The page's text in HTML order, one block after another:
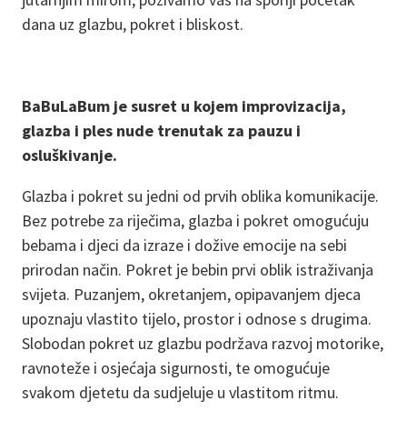
dana uz glazbu, pokret i bliskost.
BaBuLaBum je susret u kojem improvizacija,
glazba i ples nude trenutak za pauzu i
osluškivanje.
Glazba i pokret su jedni od prvih oblika komunikacije.
Bez potrebe za riječima, glazba i pokret omogućuju
bebama i djeci da izraze i dožive emocije na sebi
prirodan način. Pokret je bebin prvi oblik istraživanja
svijeta. Puzanjem, okretanjem, opipavanjem djeca
upoznaju vlastito tijelo, prostor i odnose s drugima.
Slobodan pokret uz glazbu podržava razvoj motorike,
ravnoteže i osjećaja sigurnosti, te omogućuje
svakom djetetu da sudjeluje u vlastitom ritmu.